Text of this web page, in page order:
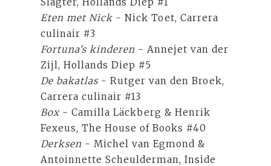
Eten met Nick - Nick Toet, Carrera
culinair #3
Fortuna's kinderen - Annejet van der
Zijl, Hollands Diep #5
De bakatlas - Rutger van den Broek,
Carrera culinair #13
Box- Camilla Läckberg & Henrik
Fexeus, The House of Books #40
Derksen - Michel van Egmond &
Antoinnette Scheulderman, Inside